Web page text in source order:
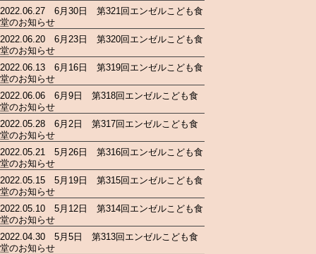
2022.06.27 6月30日 第321回エンゼルこども食
堂のお知らせ
2022.06.20 6月23日 第320回エンゼルこども食
堂のお知らせ
2022.06.13 6月16日 第319回エンゼルこども食
堂のお知らせ
2022.06.06 6月9日 第318回エンゼルこども食
堂のお知らせ
2022.05.28 6月2日 第317回エンゼルこども食
堂のお知らせ
2022.05.21 5月26日 第316回エンゼルこども食
堂のお知らせ
2022.05.15 5月19日 第315回エンゼルこども食
堂のお知らせ
2022.05.10 5月12日 第314回エンゼルこども食
堂のお知らせ
2022.04.30 5月5日 第313回エンゼルこども食
堂のお知らせ